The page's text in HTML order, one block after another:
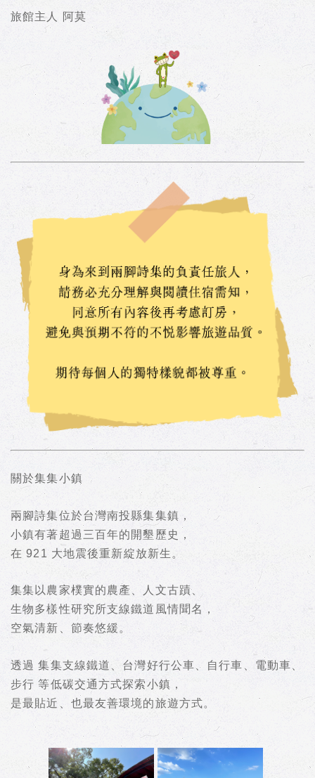
旅館主人 阿莫
關於集集小鎮
兩腳詩集位於台灣南投縣集集鎮，
小鎮有著超過三百年的開墾歷史，
在 921 大地震後重新綻放新生。
集集以農家樸實的農產、人文古蹟、
生物多樣性研究所支線鐵道風情聞名，
空氣清新、節奏悠緩。
透過集集支線鐵道、台灣好行公車、自行車、電動車、
步行 等低碳交通方式探索小鎮，
是最貼近、也最友善環境的旅遊方式。